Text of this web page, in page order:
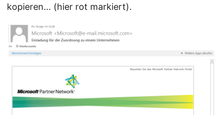
kopieren… (hier rot markiert).